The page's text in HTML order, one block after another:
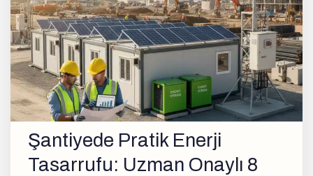
Şantiyede Pratik Enerji
Tasarrufu: Uzman Onaylı 8